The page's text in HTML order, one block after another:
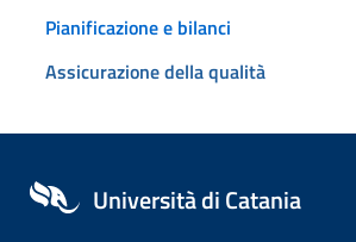
Pianificazione e bilanci
Assicurazione della qualità
Università di Catania